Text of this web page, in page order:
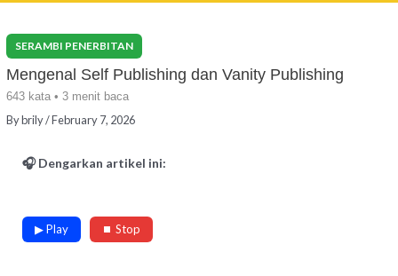
Mengenal Self Publishing dan Vanity Publishing
643 kata • 3 menit baca
Bybrily/February 7, 2026
🎧 Dengarkan artikel ini:
▶ Play ⏹ Stop